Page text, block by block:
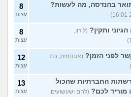
בהנדסה, מה לעשות? 8
עצות
ותקין? (לירון,
8
עצות
לפני הזמן? (אנונימית, בת
12
עצות
החברתיות שהכול
מוריד לכם? (לחם ושעשועים,
13
עצות